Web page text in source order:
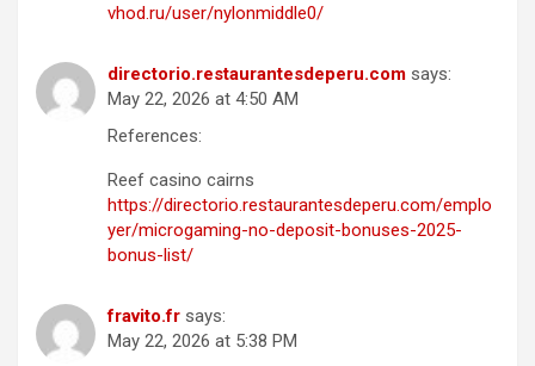
vhod.ru/user/nylonmiddle0/
directorio.restaurantesdeperu.com says:
May 22, 2026 at 4:50 AM
References:
Reef casino cairns
https://directorio.restaurantesdeperu.com/emplo
yer/microgaming-no-deposit-bonuses-2025-
bonus-list/
fravito.fr says:
May 22, 2026 at 5:38 PM